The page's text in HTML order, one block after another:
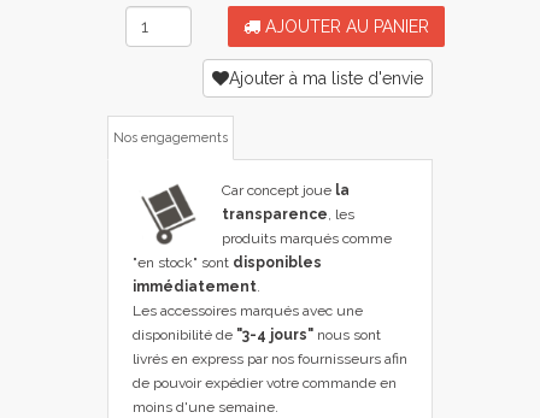
AJOUTER AU PANIER
Ajouter à ma liste d'envie
Nos engagements
Car concept joue la
transparence , les
produits marqués comme
"en stock" sont disponibles
immédiatement
Les accessoires marqués avec une
disponibilité de "3-4 jours" nous sont
livrés en express par nos fournisseurs afin
de pouvoir expédier votre commande en
moins d'une semaine.